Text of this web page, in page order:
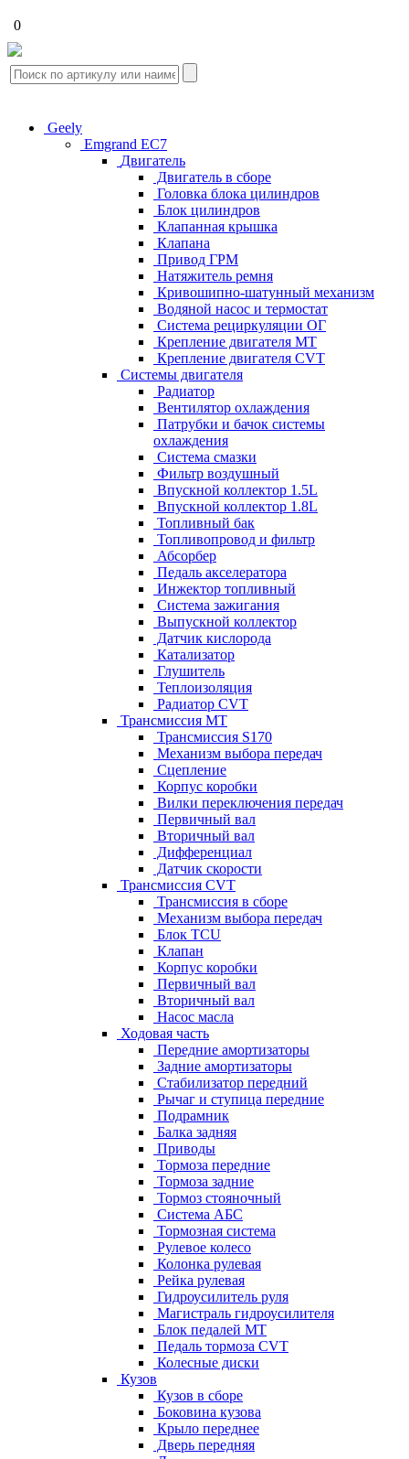
0
Geely
Emgrand EC7
Двигатель
Двигатель в сборе
Головка блока цилиндров
Блок цилиндров
Клапанная крышка
Клапана
Привод ГРМ
Натяжитель ремня
Кривошипно-шатунный механизм
Водяной насос и термостат
Система рециркуляции ОГ
Крепление двигателя MT
Крепление двигателя CVT
Системы двигателя
Радиатор
Вентилятор охлаждения
Патрубки и бачок системы
охлаждения
Система смазки
Фильтр воздушный
Впускной коллектор 1.5L
Впускной коллектор 1.8L
Топливный бак
Топливопровод и фильтр
Абсорбер
Педаль акселератора
Инжектор топливный
Система зажигания
Выпускной коллектор
Датчик кислорода
Катализатор
Глушитель
Теплоизоляция
Радиатор CVT
Трансмиссия MT
Трансмиссия S170
Механизм выбора передач
Сцепление
Корпус коробки
Вилки переключения передач
Первичный вал
Вторичный вал
Дифференциал
Датчик скорости
Трансмиссия CVT
Трансмиссия в сборе
Механизм выбора передач
Блок TCU
Клапан
Корпус коробки
Первичный вал
Вторичный вал
Насос масла
Ходовая часть
Передние амортизаторы
Задние амортизаторы
Стабилизатор передний
Рычаг и ступица передние
Подрамник
Балка задняя
Приводы
Тормоза передние
Тормоза задние
Тормоз стояночный
Система АБС
Тормозная система
Рулевое колесо
Колонка рулевая
Рейка рулевая
Гидроусилитель руля
Магистраль гидроусилителя
Блок педалей МТ
Педаль тормоза CVT
Колесные диски
Кузов
Кузов в сборе
Боковина кузова
Крыло переднее
Дверь передняя